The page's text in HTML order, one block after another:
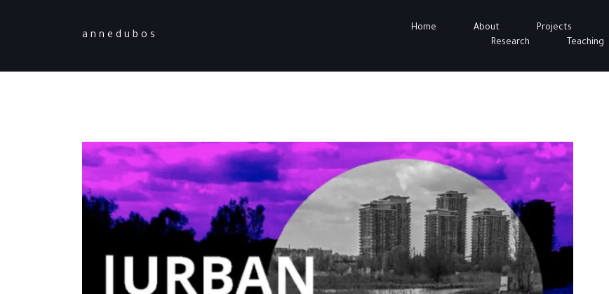
a n n e d u b o s
Home About Projects
Research
Teaching